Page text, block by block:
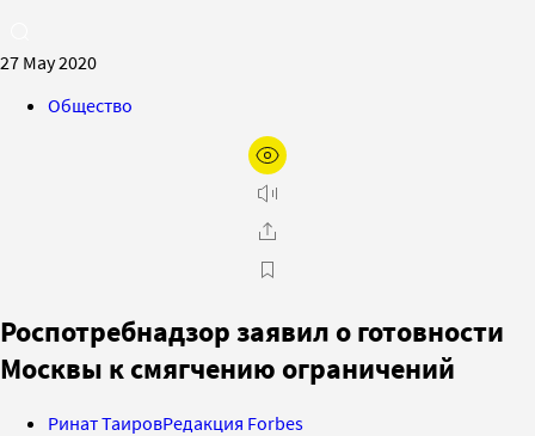
27 May 2020
Общество
Роспотребнадзор заявил о готовности
Москвы к смягчению ограничений
Ринат ТаировРедакция Forbes